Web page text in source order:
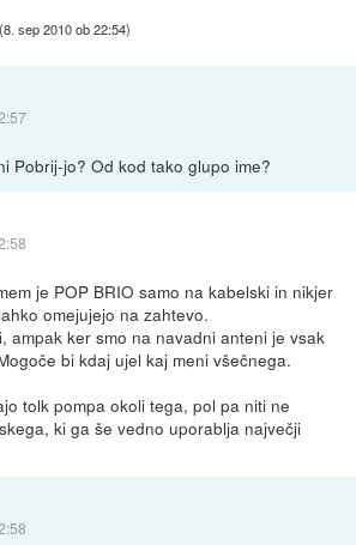
(8. sep 2010 ob 22:54)
Pobrij-jo? Od kod tako glupo ime?
je POP BRIO samo na kabelski in nikjer
omejujejo na zahtevo.
ampak ker smo na navadni anteni je vsak
bi kdaj ujel kaj meni všečnega.
tolk pompa okoli tega, pol pa niti ne
ki ga še vedno uporablja največji